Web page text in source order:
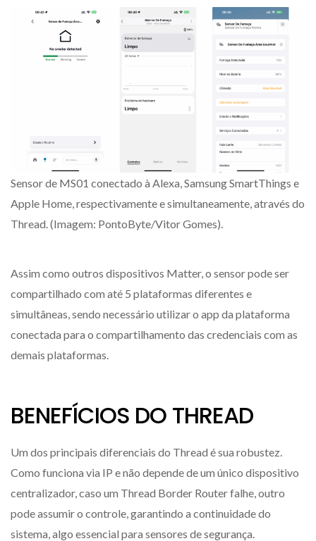
Sensor de MS01 conectado à Alexa, Samsung SmartThings e
Apple Home, respectivamente e simultaneamente, através do
Thread. (Imagem: PontoByte/Vitor Gomes).
Assim como outros dispositivos Matter, o sensor pode ser
compartilhado com até 5 plataformas diferentes e
simultâneas, sendo necessário utilizar o app da plataforma
conectada para o compartilhamento das credenciais com as
demais plataformas.
BENEFÍCIOS DO THREAD
Um dos principais diferenciais do Thread é sua robustez.
Como funciona via IP e não depende de um único dispositivo
centralizador, caso um Thread Border Router falhe, outro
pode assumir o controle, garantindo a continuidade do
sistema, algo essencial para sensores de segurança.